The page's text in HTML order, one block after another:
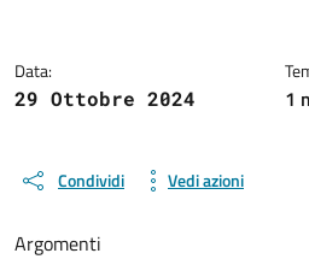
Data:
29 Ottobre 2024
1
Condividi Vedi azioni
Argomenti